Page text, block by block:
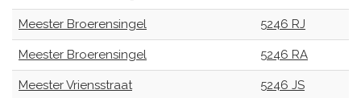
Meester Broerensingel 5246 RJ
Meester Broerensingel 5246 RA
Meester Vriensstraat 5246 JS